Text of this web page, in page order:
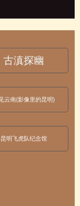
古滇探幽
云南(影像里的昆明)
昆明飞虎队纪念馆